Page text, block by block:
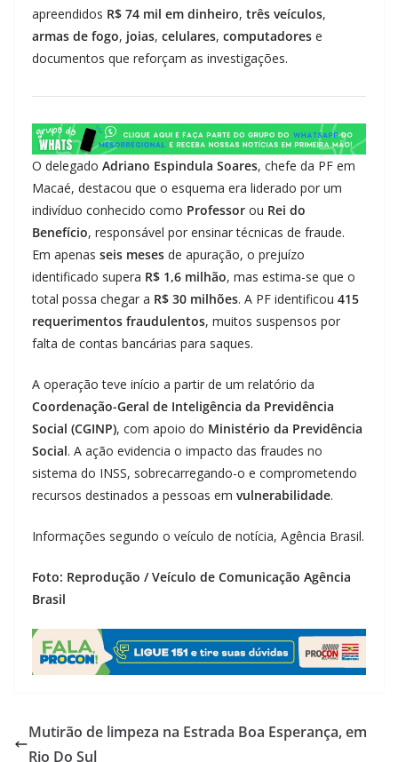
apreendidos R$ 74 mil em dinheiro, três veículos,
armas de fogo, joias, celulares, computadores e
documentos que reforçam as investigações.
O delegado Adriano Espindula Soares, chefe da PF em
Macaé, destacou que o esquema era liderado por um
indivíduo conhecido como Professor ou Rei do
Benefício, responsável por ensinar técnicas de fraude.
Em apenas seis meses de apuração, o prejuízo
identificado supera R$ 1,6 milhão, mas estima-se que o
total possa chegar a R$ 30 milhões. A PF identificou 415
requerimentos fraudulentos, muitos suspensos por
falta de contas bancárias para saques.
A operação teve início a partir de um relatório da
Coordenação-Geral de Inteligência da Previdência
Social (CGINP), com apoio do Ministério da Previdência
Social. A ação evidencia o impacto das fraudes no
sistema do INSS, sobrecarregando-o e comprometendo
recursos destinados a pessoas em vulnerabilidade.
Informações segundo o veículo de notícia, Agência Brasil.
Foto: Reprodução / Veículo de Comunicação Agência
Brasil
Mutirão de limpeza na Estrada Boa Esperança, em
Rio Do Sul